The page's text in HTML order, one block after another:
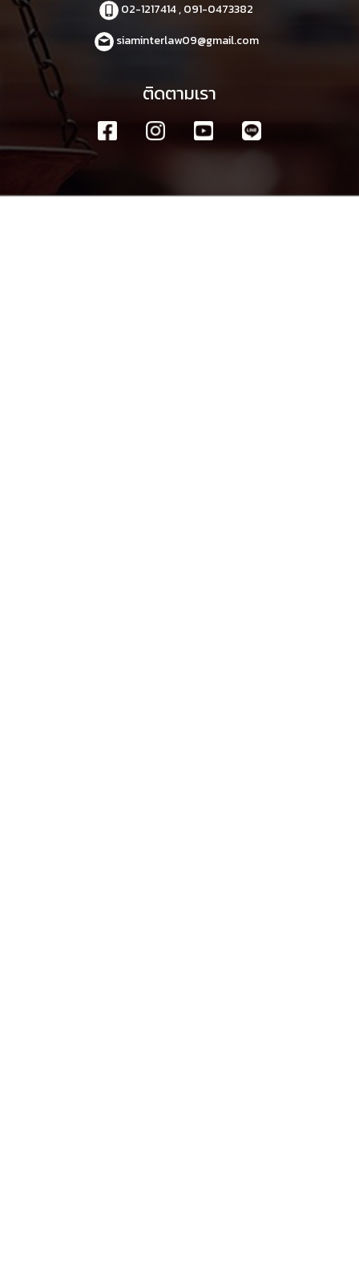
02-1217414 , 091-0473382
siaminterlaw09@gmail.com
ติดตามเรา